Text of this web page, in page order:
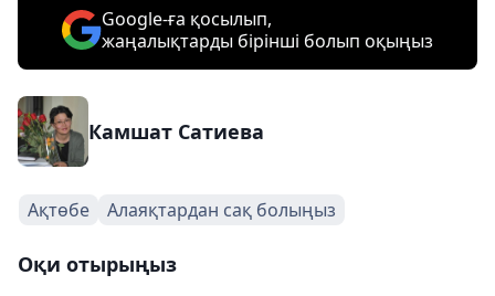
Google-ға қосылып,
жаңалықтарды бірінші болып оқыңыз
Камшат Сатиева
Ақтөбе Алаяқтардан сақ болыңыз
Оқи отырыңыз